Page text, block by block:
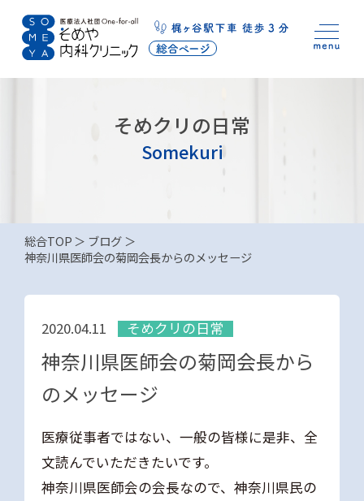
そめクリの日常
Somekuri
総合TOP
ブログ
神奈川県医師会の菊岡会長からのメッセージ
2020.04.11 そめクリの日常
神奈川県医師会の菊岡会長から
のメッセージ
医療従事者ではない、一般の皆様に是非、全
文読んでいただきたいです。
神奈川県医師会の会長なので、神奈川県民の